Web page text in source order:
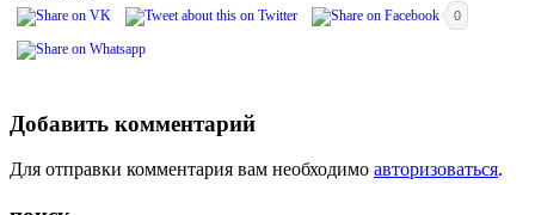
0
Добавить комментарий
Для отправки комментария вам необходимо авторизоваться.